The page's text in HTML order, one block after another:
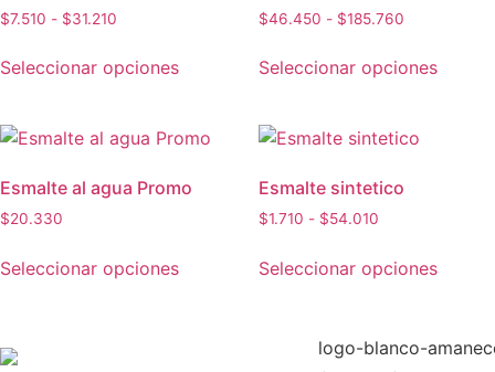
$7.510 - $31.210
Seleccionar opciones
$46.450 - $185.760
Seleccionar opciones
Esmalte al agua Promo
$20.330
Seleccionar opciones
Esmalte sintetico
$1.710 - $54.010
Seleccionar opciones